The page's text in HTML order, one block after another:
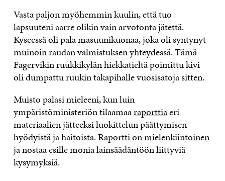
Vasta paljon myöhemmin kuulin, että tuo
lapsuuteni aarre olikin vain arvotonta jätettä.
Kyseessä oli pala masuunikuonaa, joka oli syntynyt
muinoin raudan valmistuksen yhteydessä. Tämä
Fagervikin ruukkikylän hiekkatieltä poimittu kivi
oli dumpattu ruukin takapihalle vuosisatoja sitten.
Muisto palasi mieleeni, kun luin
ympäristöministeriön tilaamaaraporttiaeri
materiaalien jätteeksi luokittelun päättymisen
hyödyistä ja haitoista. Raportti on mielenkiintoinen
ja nostaa esille monia lainsäädäntöön liittyviä
kysymyksiä.